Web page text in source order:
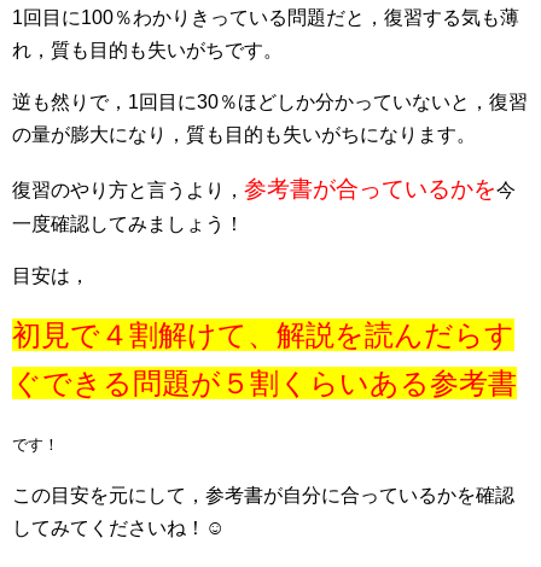
1回目に100％わかりきっている問題だと，復習する気も薄
れ，質も目的も失いがちです。
逆も然りで，1回目に30％ほどしか分かっていないと，復習
の量が膨大になり，質も目的も失いがちになります。
復習のやり方と言うより， 参考書が合っているかを今
一度確認してみましょう！
目安は，
初見で４割解けて、解説を読んだらす
ぐできる問題が５割くらいある参考書
です！
この目安を元にして，参考書が自分に合っているかを確認
してみてくださいね！☺